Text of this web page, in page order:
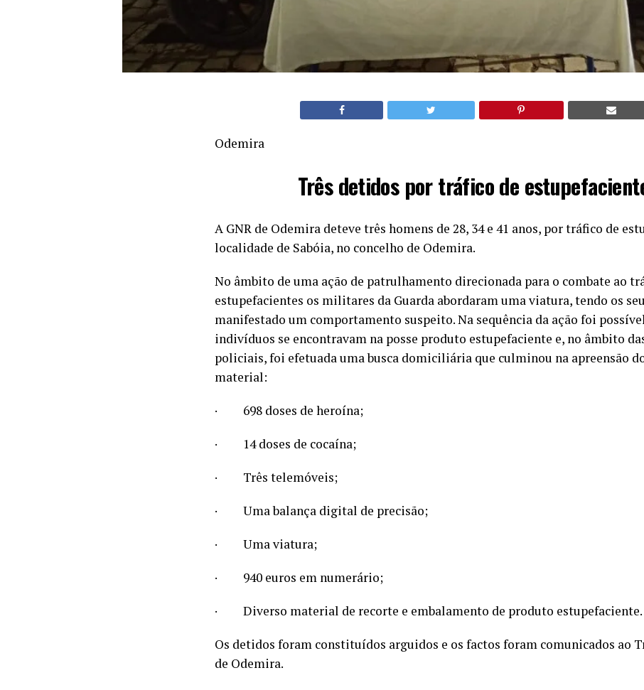
Odemira
Três detidos por tráfico de
A GNR de Odemira deteve três homens de 28, 34 e 41 anos, por tráfico de
localidade de Sabóia, no concelho de Odemira.
No âmbito de uma ação de patrulhamento direcionada para o combate ao
estupefacientes os militares da Guarda abordaram uma viatura, tendo os
manifestado um comportamento suspeito. Na sequência da ação foi
indivíduos se encontravam na posse produto estupefaciente e, no âmbito
policiais, foi efetuada uma busca domiciliária que culminou na apreensão
material:
· 698 doses de heroína;
· 14 doses de cocaína;
· Três telemóveis;
· Uma balança digital de precisão;
· Uma viatura;
· 940 euros em numerário;
· Diverso material de recorte e embalamento de produto estupefaciente.
Os detidos foram constituídos arguidos e os factos foram comunicados ao
de Odemira.